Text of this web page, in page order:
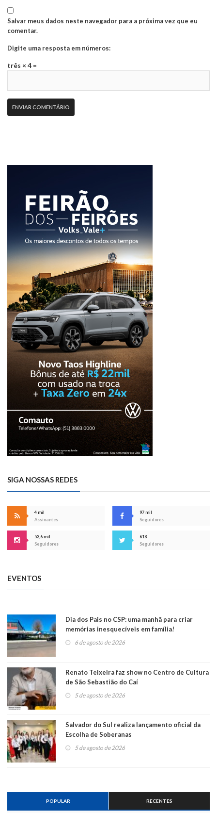
Salvar meus dados neste navegador para a próxima vez que eu
comentar.
Digite uma resposta em números:
três × 4 =
SIGA NOSSAS REDES
4 mil
Assinantes
97 mil
Seguidores
53,6 mil
Seguidores
618
Seguidores
EVENTOS
Dia dos Pais no CSP: uma manhã para criar
memórias inesquecíveis em família!
6 de agosto de 2026
Renato Teixeira faz show no Centro de Cultura
de São Sebastião do Caí
5 de agosto de 2026
Salvador do Sul realiza lançamento oficial da
Escolha de Soberanas
5 de agosto de 2026
POPULAR RECENTES